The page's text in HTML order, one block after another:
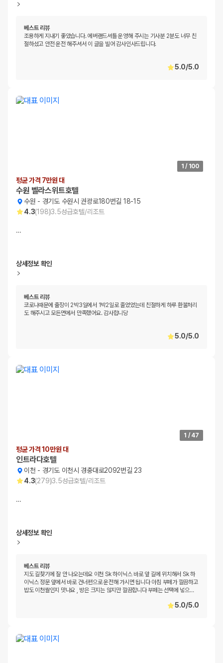
베스트 리뷰
조용하게 지내기 좋았습니다. 에버랜드셔틀 운영해 주시는 기사분 2분도 너무 친
절하셨고 안전 운전 해주셔서 이 글을 빌어 감사인사드립니다.
5.0/5.0
1 / 100
평균 가격 7만원 대
수원 벨라스위트호텔
수원 - 경기도 수원시 권광로180번길 18-15
4.3(198)3.5성급호텔/리조트
…
상세정보 확인
베스트 리뷰
코로나때문에 출장이 2박3일에서 1박2일로 줄었었는데 친절하게 하루 환불처리
도 해주시고 모든면에서 만족했어요. 감사합니당
5.0/5.0
1 / 47
평균 가격 10만원 대
인트라다호텔
이천 - 경기도 이천시 경충대로2092번길 23
4.3(279)3.5성급호텔/리조트
…
상세정보 확인
베스트 리뷰
지도 길찾기에 잘 안 나오는데요 이천 Sk 하이닉스 바로 앞 길에 위치해서 Sk 하
이닉스 정문 앞에서 바로 건너편으로 운전해 가시면 됩니다 아침 부페가 깔끔하고
밥도 이천쌀인지 맛나요 , 방은 크지는 않지만 깔끔합니다 부페는 선택에 넣으…
5.0/5.0